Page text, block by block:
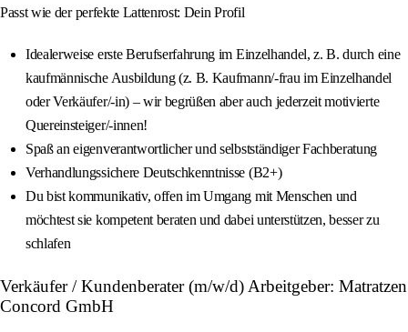
Passt wie der perfekte Lattenrost: Dein Profil
Idealerweise erste Berufserfahrung im Einzelhandel, z. B. durch eine
kaufmännische Ausbildung (z. B. Kaufmann/-frau im Einzelhandel
oder Verkäufer/-in) – wir begrüßen aber auch jederzeit motivierte
Quereinsteiger/-innen!
Spaß an eigenverantwortlicher und selbstständiger Fachberatung
Verhandlungssichere Deutschkenntnisse (B2+)
Du bist kommunikativ, offen im Umgang mit Menschen und
möchtest sie kompetent beraten und dabei unterstützen, besser zu
schlafen
Verkäufer / Kundenberater (m/w/d) Arbeitgeber: Matratzen
Concord GmbH